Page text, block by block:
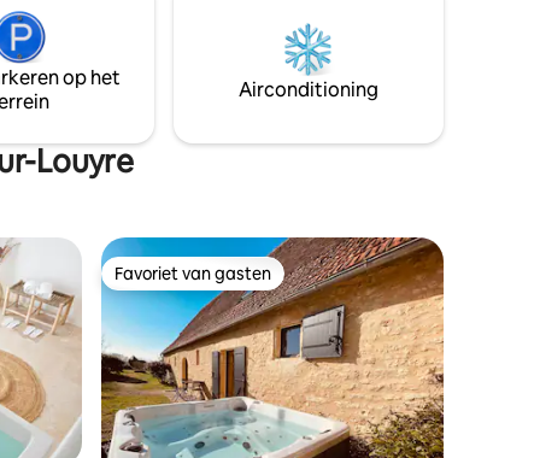
het
uit om
met op het
Airconditioning
Louyre
Favoriet van gasten
Favoriet van gasten